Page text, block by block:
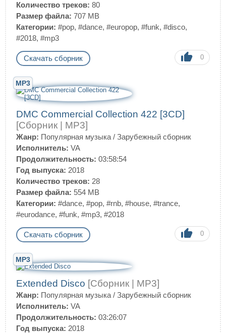
Количество треков: 80
Размер файла: 707 MB
Категории: #pop, #dance, #europop, #funk, #disco,
#2018, #mp3
Скачать сборник 0
MP3
DMC Commercial Collection 422 [3CD]
[Сборник | MP3]
Жанр: Популярная музыка / Зарубежный сборник
Исполнитель: VA
Продолжительность: 03:58:54
Год выпуска: 2018
Количество треков: 28
Размер файла: 554 MB
Категории: #dance, #pop, #rnb, #house, #trance,
#eurodance, #funk, #mp3, #2018
Скачать сборник 0
MP3
Extended Disco [Сборник | MP3]
Жанр: Популярная музыка / Зарубежный сборник
Исполнитель: VA
Продолжительность: 03:26:07
Год выпуска: 2018